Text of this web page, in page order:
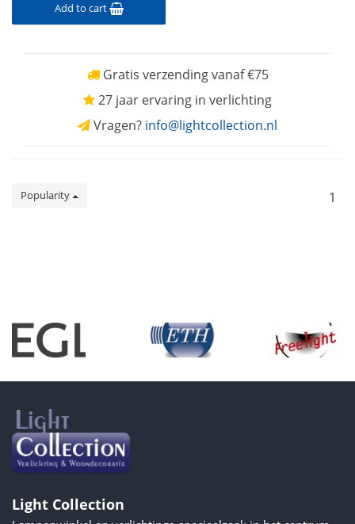
Add to cart
Gratis verzending vanaf €75
27 jaar ervaring in verlichting
Vragen? info@lightcollection.nl
Popularity 1
Light Collection